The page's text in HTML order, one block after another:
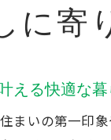
に寄
える快適な
まいの第一印